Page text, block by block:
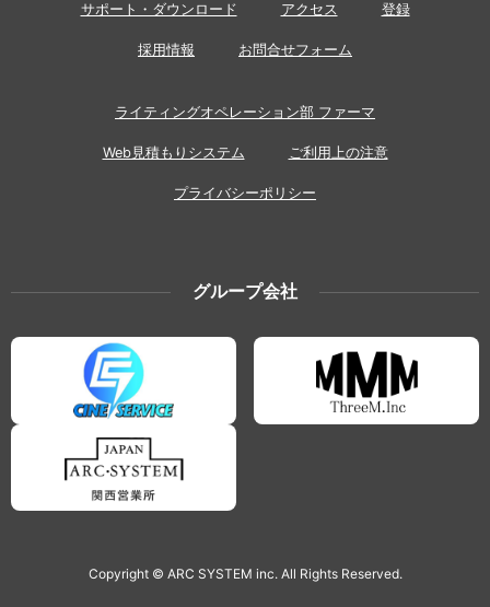
サポート・ダウンロード アクセス 登録
採用情報 お問合せフォーム
ライティングオペレーション部 ファーマ
Web見積もりシステム ご利用上の注意
プライバシーポリシー
グループ会社
Copyright © ARC SYSTEM inc. All Rights Reserved.